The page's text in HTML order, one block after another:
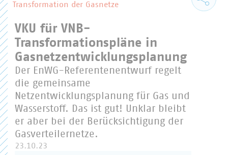
Transformation der Gasnetze
VKU für VNB-
Transformationspläne in
Gasnetzentwicklungsplanung
Der EnWG-Referentenentwurf regelt
die gemeinsame
Netzentwicklungsplanung für Gas und
Wasserstoff. Das ist gut! Unklar bleibt
er aber bei der Berücksichtigung der
Gasverteilernetze.
23.10.23